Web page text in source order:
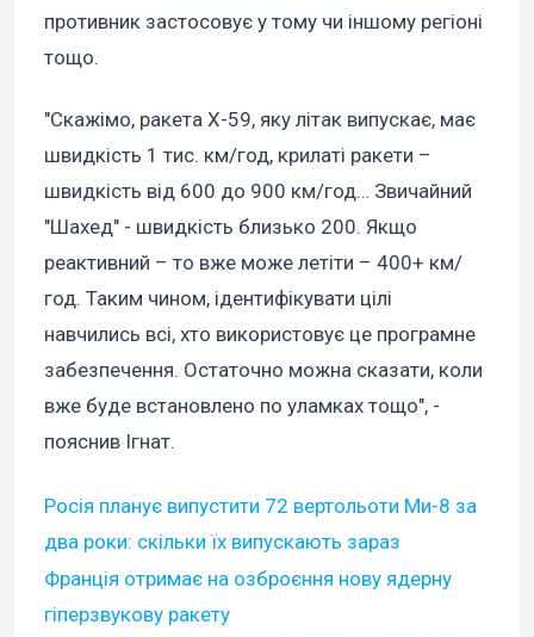
противник застосовує у тому чи іншому регіоні
тощо.
"Скажімо, ракета Х-59, яку літак випускає, має
швидкість 1 тис. км/год, крилаті ракети –
швидкість від 600 до 900 км/год… Звичайний
"Шахед" - швидкість близько 200. Якщо
реактивний – то вже може летіти – 400+ км/
год. Таким чином, ідентифікувати цілі
навчились всі, хто використовує це програмне
забезпечення. Остаточно можна сказати, коли
вже буде встановлено по уламках тощо", -
пояснив Ігнат.
Росія планує випустити 72 вертольоти Ми-8 за
два роки: скільки їх випускають зараз
Франція отримає на озброєння нову ядерну
гіперзвукову ракету